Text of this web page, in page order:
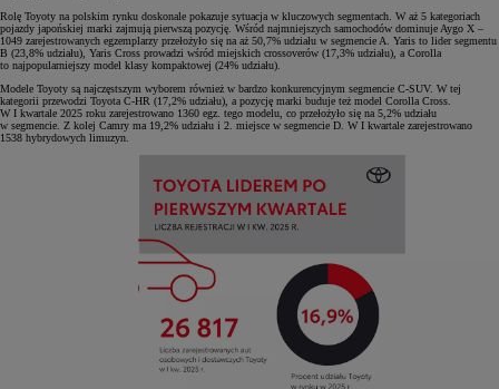
Rolę Toyoty na polskim rynku doskonale pokazuje sytuacja w kluczowych segmentach. W aż 5 kategoriach
pojazdy japońskiej marki zajmują pierwszą pozycję. Wśród najmniejszych samochodów dominuje Aygo X –
1049 zarejestrowanych egzemplarzy przełożyło się na aż 50,7% udziału w segmencie A. Yaris to lider segmentu
B (23,8% udziału), Yaris Cross prowadzi wśród miejskich crossoverów (17,3% udziału), a Corolla
to najpopularniejszy model klasy kompaktowej (24% udziału).
Modele Toyoty są najczęstszym wyborem również w bardzo konkurencyjnym segmencie C-SUV. W tej
kategorii przewodzi Toyota C-HR (17,2% udziału), a pozycję marki buduje też model Corolla Cross.
W I kwartale 2025 roku zarejestrowano 1360 egz. tego modelu, co przełożyło się na 5,2% udziału
w segmencie. Z kolej Camry ma 19,2% udziału i 2. miejsce w segmencie D. W I kwartale zarejestrowano
1538 hybrydowych limuzyn.